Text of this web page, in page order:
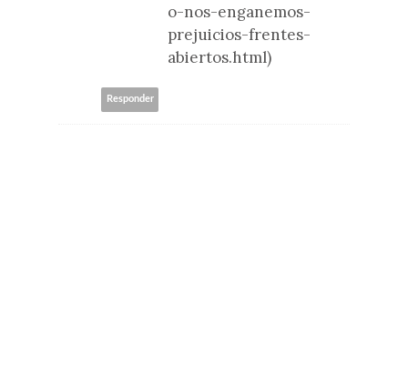
o-nos-enganemos-
prejuicios-frentes-
abiertos.html)
Responder